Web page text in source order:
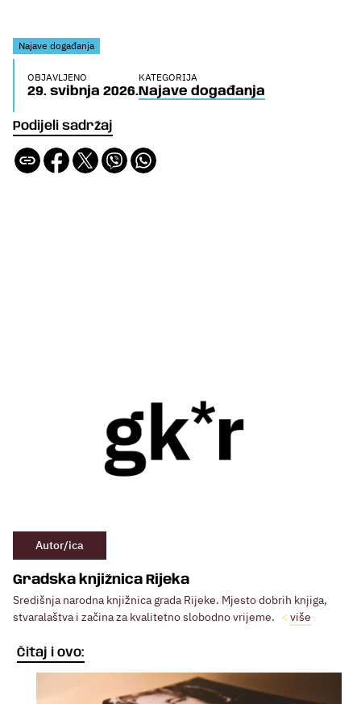
Podijeli sadržaj
Autor/ica
Gradska knjižnica Rijeka
Središnja narodna knjižnica grada Rijeke. Mjesto dobrih knjiga,
stvaralaštva i začina za kvalitetno slobodno vrijeme.
više
Najave događanja
OBJAVLJENO
29. svibnja 2026.
KATEGORIJA
Najave događanja
Čitaj i ovo: